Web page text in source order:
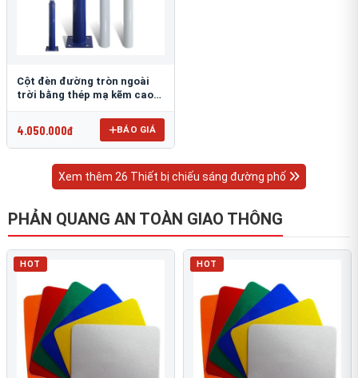
Cột đèn đường tròn ngoài
trời bằng thép mạ kẽm cao
4.050.000đ BÁO GIÁ
Xem thêm 26 Thiết bị chiếu sáng đường phố
PHẢN QUANG AN TOÀN GIAO THÔNG
HOT HOT